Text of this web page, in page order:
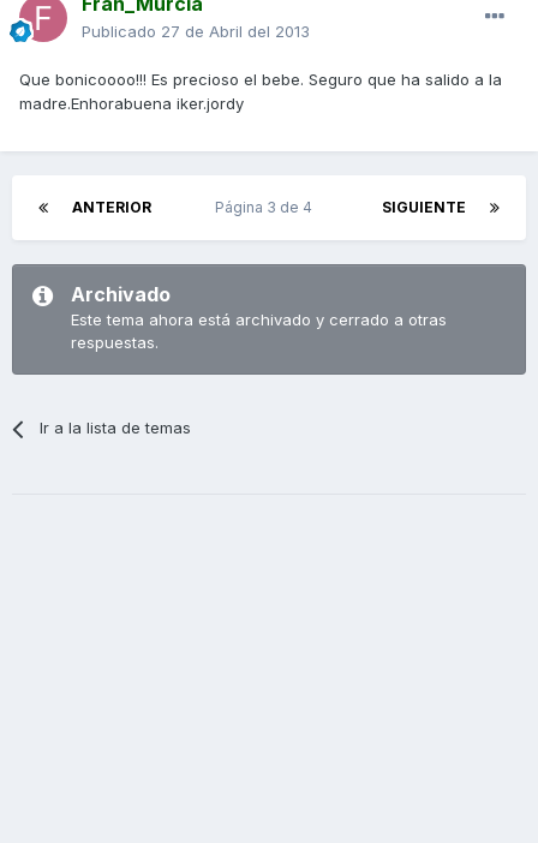
Publicado 27 de Abril del 2013
Que bonicoooo!!! Es precioso el bebe. Seguro que ha salido a la
madre.Enhorabuena iker.jordy
ANTERIOR SIGUIENTE
Página 3 de 4
Archivado
Este tema ahora está archivado y cerrado a otras
respuestas.
Ir a la lista de temas